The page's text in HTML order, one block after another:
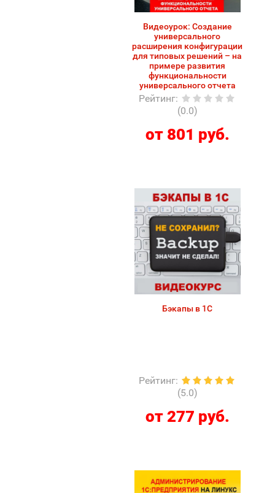
Видеоурок: Создание
универсального
расширения конфигурации
для типовых решений – на
примере развития
функциональности
универсального отчета
Рейтинг:
(0.0)
от 801 руб.
Бэкапы в 1С
Рейтинг:
(5.0)
от 277 руб.